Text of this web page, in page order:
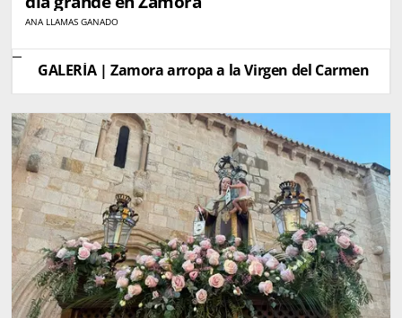
ANA LLAMAS GANADO
GALERÍA | Zamora arropa a la Virgen del Carmen